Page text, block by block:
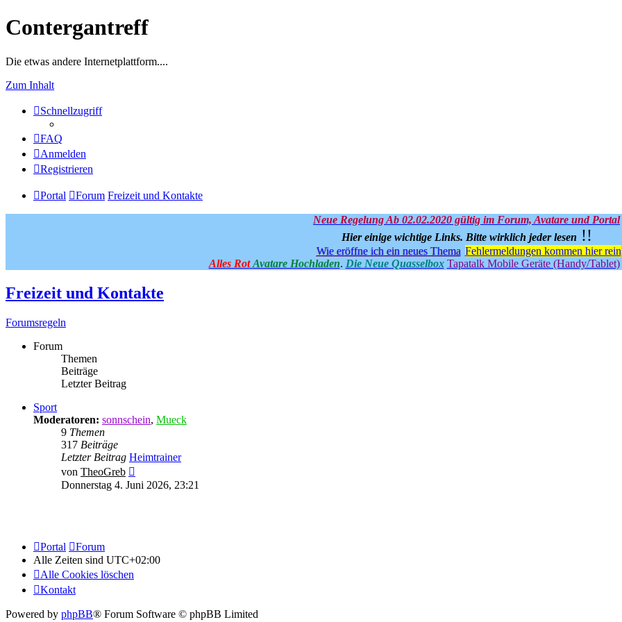
Contergantreff
Die etwas andere Internetplattform....
Zum Inhalt
Schnellzugriff
FAQ
Anmelden
Registrieren
Portal Forum Freizeit und Kontakte
Neue Regelung Ab 02.02.2020 gültig im Forum, Avatare und Portal
Hier einige wichtige Links. Bitte wirklich jeder lesen !!
Wie eröffne ich ein neues Thema Fehlermeldungen kommen hier rein
Alles Rot Avatare Hochladen. Die Neue Quasselbox Tapatalk Mobile Geräte (Handy/Tablet)
Freizeit und Kontakte
Forumsregeln
Forum
Themen
Beiträge
Letzter Beitrag
Sport
Moderatoren: sonnschein, Mueck
9 Themen
317 Beiträge
Letzter Beitrag Heimtrainer
von TheoGreb
Beitrag
Donnerstag 4. Juni 2026, 23:21
Portal
Forum
Alle Zeiten sind UTC+02:00
Alle Cookies löschen
Kontakt
Powered by phpBB® Forum Software © phpBB Limited